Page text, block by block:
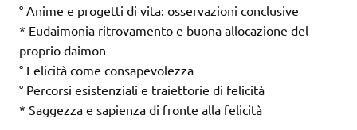
° Anime e progetti di vita: osservazioni conclusive
* Eudaimonia ritrovamento e buona allocazione del
proprio daimon
° Felicità come consapevolezza
° Percorsi esistenziali e traiettorie di felicità
* Saggezza e sapienza di fronte alla felicità